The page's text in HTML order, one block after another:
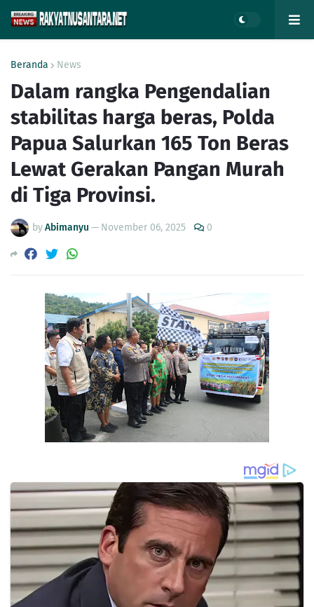
Beranda News
Dalam rangka Pengendalian
stabilitas harga beras, Polda
Papua Salurkan 165 Ton Beras
Lewat Gerakan Pangan Murah
di Tiga Provinsi.
byAbimanyu — November 06, 2025 0